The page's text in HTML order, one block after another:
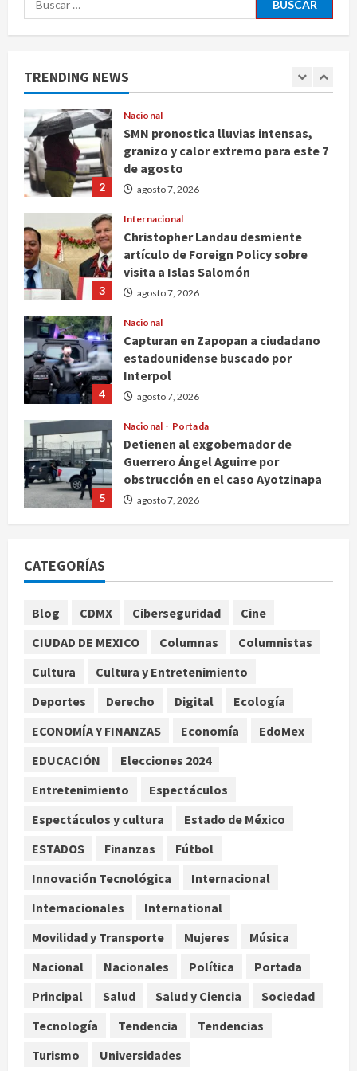
TRENDING NEWS
1
2
Nacional
SMN pronostica lluvias intensas,
granizo y calor extremo para este 7
de agosto
agosto 7, 2026
3
Internacional
Christopher Landau desmiente
artículo de Foreign Policy sobre
visita a Islas Salomón
agosto 7, 2026
4
Nacional
Capturan en Zapopan a ciudadano
estadounidense buscado por
Interpol
agosto 7, 2026
5
Nacional Portada
Detienen al exgobernador de
Guerrero Ángel Aguirre por
obstrucción en el caso Ayotzinapa
agosto 7, 2026
Tierra Caliente
SMN pronostica lluvias intensas,
granizo y calor extremo para este 7
agosto 7, 2026
Internacional
Christopher Landau desmiente
visita a Islas Salomón
4
Capturan en Zapopan a ciudadano
estadounidense buscado por
agosto 7, 2026
Nacional Portada
Detienen al exgobernador de
obstrucción en el caso Ayotzinapa
CATEGORÍAS
Blog CDMX Ciberseguridad
Cine
CIUDAD DE MEXICO
Columnas
Columnistas
Cultura
Cultura y Entretenimiento
Deportes
Derecho Digital
Ecología
ECONOMÍA Y FINANZAS
Economía
EdoMex
EDUCACIÓN
Elecciones 2024
Entretenimiento
Espectáculos
Espectáculos y cultura
Estado de México
ESTADOS
Finanzas
Fútbol
Innovación Tecnológica
Internacional
Internacionales
International
Movilidad y Transporte
Mujeres
Música
Nacional
Nacionales Política
Portada
Principal
Salud Salud y Ciencia
Sociedad
Tecnología
Tendencia
Tendencias
Turismo
Universidades